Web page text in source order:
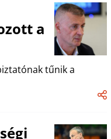
a
tűnik a